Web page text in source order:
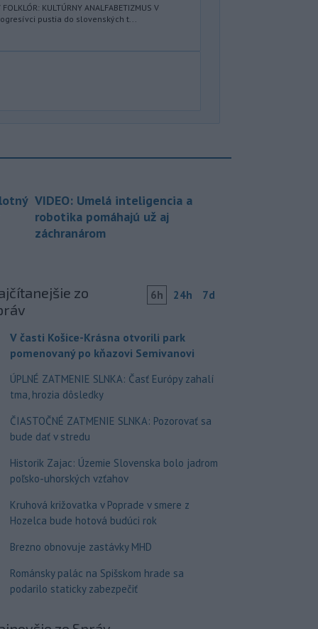
KULTÚRNY ANALFABETIZMUS V
pustia do slovenských t...
VIDEO: Umelá inteligencia a
robotika pomáhajú už aj
záchranárom
zo
6h 24h 7d
V časti Košice-Krásna otvorili park
pomenovaný po kňazovi Semivanovi
ÚPLNÉ ZATMENIE SLNKA: Časť Európy zahalí
tma, hrozia dôsledky
ČIASTOČNÉ ZATMENIE SLNKA: Pozorovať sa
bude dať v stredu
Historik Zajac: Územie Slovenska bolo jadrom
poľsko-uhorských vzťahov
Kruhová križovatka v Poprade v smere z
Hozelca bude hotová budúci rok
Brezno obnovuje zastávky MHD
Románsky palác na Spišskom hrade sa
podarilo staticky zabezpečiť